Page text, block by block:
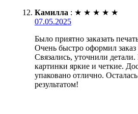
Камилла : ★ ★ ★ ★ ★
07.05.2025
Было приятно заказать
Очень быстро оформил заказ
Связались, уточнили детали.
картинки яркие и четкие.
упаковано отлично.
результатом!